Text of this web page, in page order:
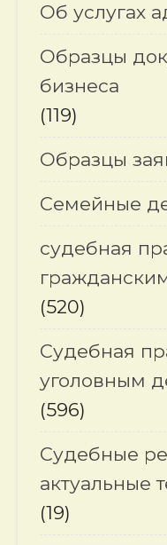
Об услугах
Образцы
бизнеса
(119)
Образцы
Семейные
судебная
(520)
Судебная
уголовным
(596)
Судебные
актуальные
(19)